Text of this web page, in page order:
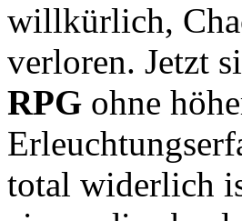
willkürlich,
verloren. Jetzt
RPG ohne
total widerlich